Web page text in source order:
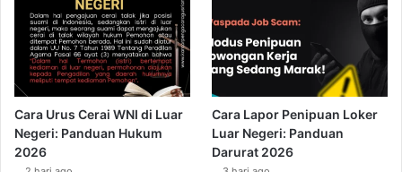
Cara Urus Cerai WNI di Luar
Negeri: Panduan Hukum
2026
Cara Lapor Penipuan Loker
Luar Negeri: Panduan
Darurat 2026